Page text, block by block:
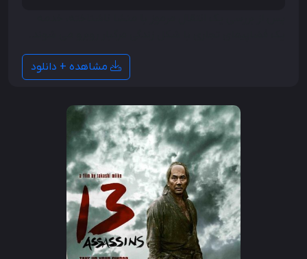
مشاهده + دانلود